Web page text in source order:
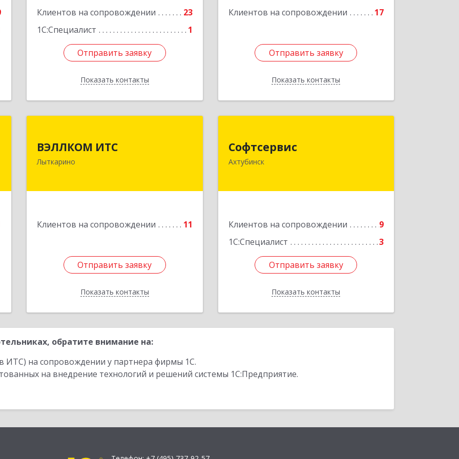
Клиентов на сопровождении
23
1С:Специалист
1
Отправить заявку
Показать контакты
Отправить заявку
Назад
Клиентов на сопровождении 17
Отправить заявку
Показать контакты
Подробнее
Отправить заявку
Назад
ВЭЛЛКОМ ИТС
Лыткарино
Клиентов на сопровождении 11
Отправить заявку
Показать контакты
г.о., Лыткарино г, Первомайская ул,
Отправить заявку
Назад
Софтсервис
Ахтубинск
Клиентов на сопровождении
9
1С:Специалист
3
Отправить заявку
Показать контакты
Ахтубинский р-н, Ахтубинск г, Ленина
Отправить заявку
Назад
обратите внимание на:
ИТС) на сопровождении у партнера фирмы 1С.
на внедрение технологий и решений системы 1С:Предприятие.